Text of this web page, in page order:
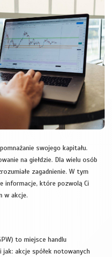
swojego kapitału.
na giełdzie. Dla wielu osób
zagadnienie. W tym
informacje, które pozwolą Ci
w akcje.
to miejsce handlu
akcje spółek notowanych